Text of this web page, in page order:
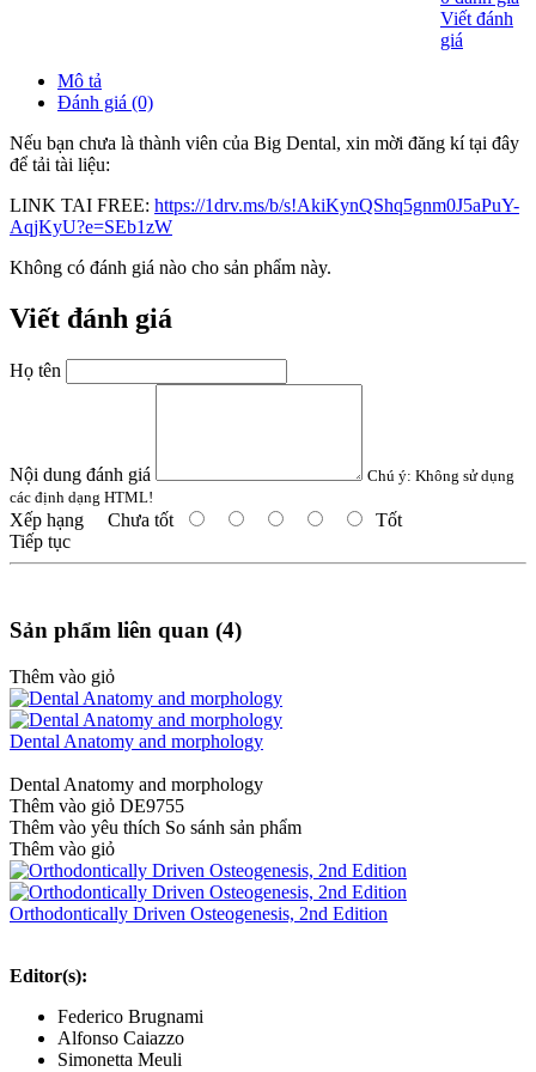
Viết đánh
giá
Mô tả
Đánh giá (0)
Nếu bạn chưa là thành viên của Big Dental, xin mời đăng kí tại đây
để tải tài liệu:
LINK TAI FREE: https://1drv.ms/b/s!AkiKynQShq5gnm0J5aPuY-
AqjKyU?e=SEb1zW
Không có đánh giá nào cho sản phẩm này.
Viết đánh giá
Họ tên
Nội dung đánh giá Chú ý: Không sử dụng
các định dạng HTML!
Xếp hạng Chưa tốt
Tốt
Tiếp tục
Sản phẩm liên quan (4)
Thêm vào giỏ
Dental Anatomy and morphology
Dental Anatomy and morphology
Thêm vào giỏ DE9755
Thêm vào yêu thích So sánh sản phẩm
Thêm vào giỏ
Orthodontically Driven Osteogenesis, 2nd Edition
Editor(s):
Federico Brugnami
Alfonso Caiazzo
Simonetta Meuli